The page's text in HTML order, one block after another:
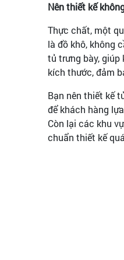
Nên thiết kế
Thực chất, một
là đồ khô, không
tủ trưng bày,
kích thước, đảm
Bạn nên thiết kế
để khách hàng
Còn lại các khu
chuẩn thiết kế